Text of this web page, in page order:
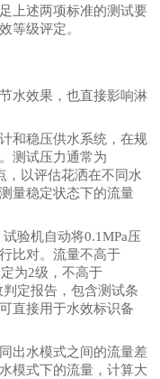
上述两项标准的测试要
等级评定。
水效果，也直接影响淋
和稳压供水系统，在规
测试压力通常为
，以评估花洒在不同水
量稳定状态下的流量
验机自动将0.1MPa压
比对。流量不高于
为2级，不高于
定报告，包含测试条
直接用于水效标识备
出水模式之间的流量差
模式下的流量，计算大